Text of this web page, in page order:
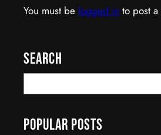
You must be logged in to post
Search
e
r
Popular Posts